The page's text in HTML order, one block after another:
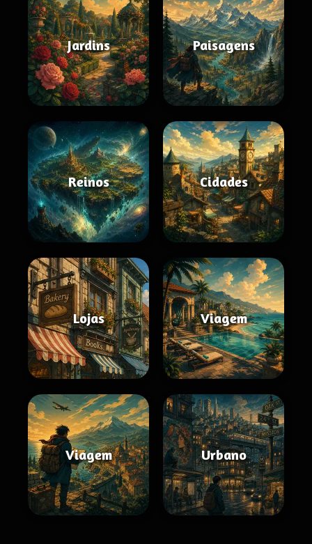
Jardins Paisagens
Reinos Cidades
Lojas Viagem
Viagem Urbano